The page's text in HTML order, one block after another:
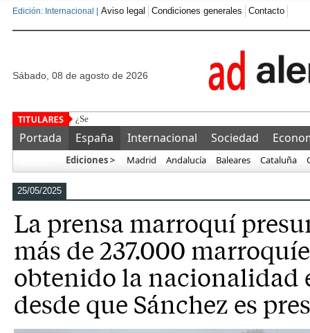
Edición: Internacional | Aviso legal Condiciones generales Contacto
sábado, 08 de agosto de 2026
¿Se puede comprar un bolso de lujo a mi
Portada España Internacional Sociedad
Ediciones > Madrid Andalucía Baleares Cataluña
25/05/2025
La prensa marroquí
más de 237.000
obtenido la nacionalidad
desde que Sánchez es